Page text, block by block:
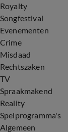
Royalty
Songfestival
Evenementen
Crime
Misdaad
Rechtszaken
TV
Spraakmakend
Reality
Spelprogramma's
Algemeen